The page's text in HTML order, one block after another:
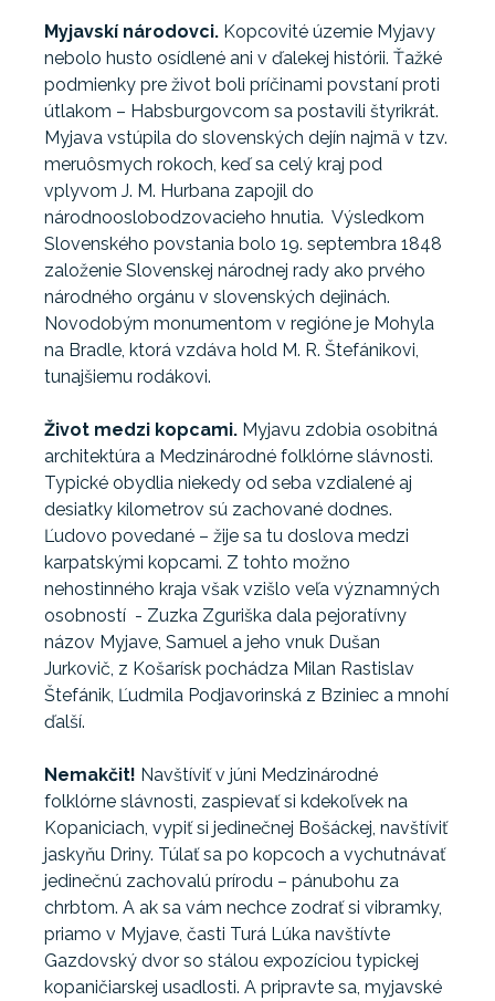
Myjavskí národovci. Kopcovité územie Myjavy
nebolo husto osídlené ani v ďalekej histórii. Ťažké
podmienky pre život boli príčinami povstaní proti
útlakom – Habsburgovcom sa postavili štyrikrát.
Myjava vstúpila do slovenských dejín najmä v tzv.
meruôsmych rokoch, keď sa celý kraj pod
vplyvom J. M. Hurbana zapojil do
národnooslobodzovacieho hnutia. Výsledkom
Slovenského povstania bolo 19. septembra 1848
založenie Slovenskej národnej rady ako prvého
národného orgánu v slovenských dejinách.
Novodobým monumentom v regióne je Mohyla
na Bradle, ktorá vzdáva hold M. R. Štefánikovi,
tunajšiemu rodákovi.
Život medzi kopcami. Myjavu zdobia osobitná
architektúra a Medzinárodné folklórne slávnosti.
Typické obydlia niekedy od seba vzdialené aj
desiatky kilometrov sú zachované dodnes.
Ľudovo povedané – žije sa tu doslova medzi
karpatskými kopcami. Z tohto možno
nehostinného kraja však vzišlo veľa významných
osobností - Zuzka Zguriška dala pejoratívny
názov Myjave, Samuel a jeho vnuk Dušan
Jurkovič, z Košarísk pochádza Milan Rastislav
Štefánik, Ľudmila Podjavorinská z Bziniec a mnohí
ďalší.
Nemakčit! Navštíviť v júni Medzinárodné
folklórne slávnosti, zaspievať si kdekoľvek na
Kopaniciach, vypiť si jedinečnej Bošáckej, navštíviť
jaskyňu Driny. Túlať sa po kopcoch a vychutnávať
jedinečnú zachovalú prírodu – pánubohu za
chrbtom. A ak sa vám nechce zodrať si vibramky,
priamo v Myjave, časti Turá Lúka navštívte
Gazdovský dvor so stálou expozíciou typickej
kopaničiarskej usadlosti. A pripravte sa, myjavské